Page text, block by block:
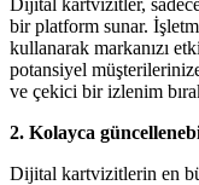
Dijital kartvizitler,
bir platform sunar.
kullanarak markanızı
potansiyel
ve çekici bir izlenim
2. Kolayca
Dijital kartvizitlerin en